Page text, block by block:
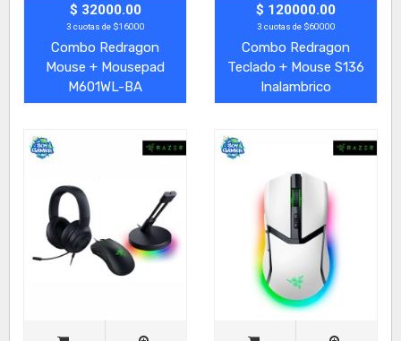
$ 32000.00
3 cuotas de $16000
Combo Redragon
Mouse + Mousepad
M601WL-BA
$ 120000.00
3 cuotas de $60000
Combo Redragon
Teclado + Mouse S136
Inalambrico